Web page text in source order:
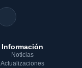
Información
Noticias
Actualizaciones